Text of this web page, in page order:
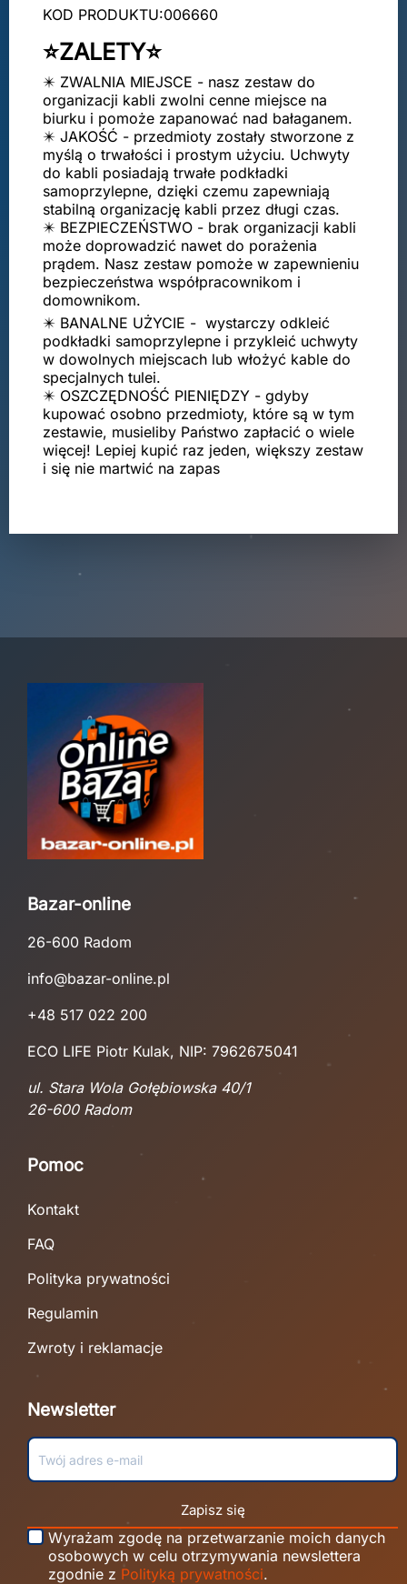
KOD PRODUKTU:006660
⭐ZALETY⭐
✴️ ZWALNIA MIEJSCE - nasz zestaw do
organizacji kabli zwolni cenne miejsce na
biurku i pomoże zapanować nad bałaganem.
✴️ JAKOŚĆ - przedmioty zostały stworzone z
myślą o trwałości i prostym użyciu. Uchwyty
do kabli posiadają trwałe podkładki
samoprzylepne, dzięki czemu zapewniają
stabilną organizację kabli przez długi czas.
✴️ BEZPIECZEŃSTWO - brak organizacji kabli
może doprowadzić nawet do porażenia
prądem. Nasz zestaw pomoże w zapewnieniu
bezpieczeństwa współpracownikom i
domownikom.
✴️ BANALNE UŻYCIE - wystarczy odkleić
podkładki samoprzylepne i przykleić uchwyty
w dowolnych miejscach lub włożyć kable do
specjalnych tulei.
✴️ OSZCZĘDNOŚĆ PIENIĘDZY - gdyby
kupować osobno przedmioty, które są w tym
zestawie, musieliby Państwo zapłacić o wiele
więcej! Lepiej kupić raz jeden, większy zestaw
i się nie martwić na zapas
Bazar-online
26-600 Radom
info@bazar-online.pl
+48 517 022 200
ECO LIFE Piotr Kulak, NIP: 7962675041
ul. Stara Wola Gołębiowska 40/1
26-600 Radom
Pomoc
Kontakt
FAQ
Polityka prywatności
Regulamin
Zwroty i reklamacje
Newsletter
Zapisz się
Wyrażam zgodę na przetwarzanie moich danych
osobowych w celu otrzymywania newslettera
zgodnie z Polityką prywatności.